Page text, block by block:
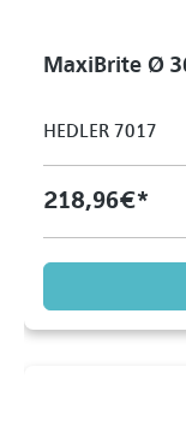
HEDLER 7017
218,96 €*